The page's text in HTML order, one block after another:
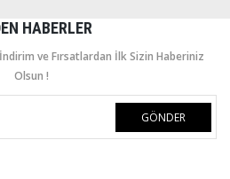
HABERLER
ve Fırsatlardan İlk Sizin Haberiniz
Olsun !
GÖNDER